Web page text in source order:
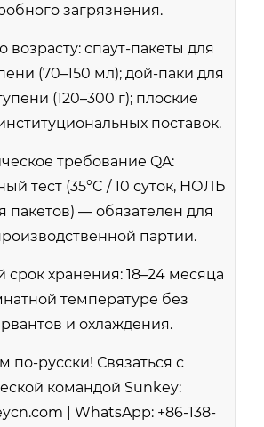
загрязнения.
спаут-пакеты для
(70–150 мл); дой-паки для
(120–300 г); плоские
поставок.
требование QA:
тест (35°C / 10 суток, НОЛЬ
пакетов) — обязателен для
партии.
хранения: 18–24 месяца
температуре без
и охлаждения.
по-русски! Связаться с
командой Sunkey:
| WhatsApp: +86-138-